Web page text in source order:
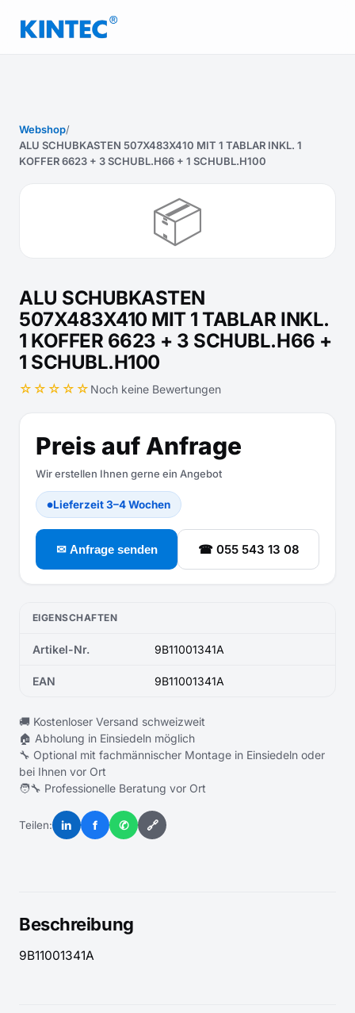
Webshop/
ALU SCHUBKASTEN 507X483X410 MIT 1 TABLAR INKL. 1
KOFFER 6623 + 3 SCHUBL.H66 + 1 SCHUBL.H100
📦
ALU SCHUBKASTEN
507X483X410 MIT 1 TABLAR INKL.
1 KOFFER 6623 + 3 SCHUBL.H66 +
1 SCHUBL.H100
☆☆☆☆☆ Noch keine Bewertungen
Preis auf Anfrage
Wir erstellen Ihnen gerne ein Angebot
●Lieferzeit 3–4 Wochen
✉ Anfrage senden ☎ 055 543 13 08
EIGENSCHAFTEN
Artikel-Nr. 9B11001341A
EAN 9B11001341A
🚚 Kostenloser Versand schweizweit
🏠 Abholung in Einsiedeln möglich
🔧 Optional mit fachmännischer Montage in Einsiedeln oder
bei Ihnen vor Ort
🧑‍🔧 Professionelle Beratung vor Ort
Teilen: in f ✆ 🔗
Beschreibung
9B11001341A